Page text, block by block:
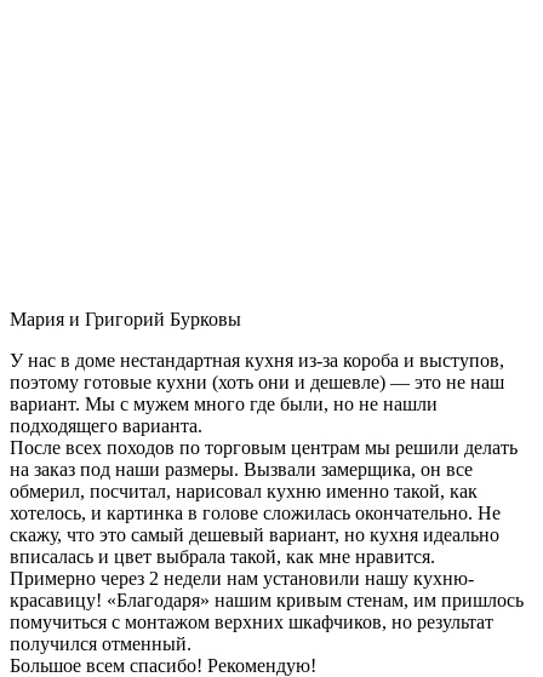
Мария и Григорий Бурковы
У нас в доме нестандартная кухня из-за короба и выступов,
поэтому готовые кухни (хоть они и дешевле) — это не наш
вариант. Мы с мужем много где были, но не нашли
подходящего варианта.
После всех походов по торговым центрам мы решили делать
на заказ под наши размеры. Вызвали замерщика, он все
обмерил, посчитал, нарисовал кухню именно такой, как
хотелось, и картинка в голове сложилась окончательно. Не
скажу, что это самый дешевый вариант, но кухня идеально
вписалась и цвет выбрала такой, как мне нравится.
Примерно через 2 недели нам установили нашу кухню-
красавицу! «Благодаря» нашим кривым стенам, им пришлось
помучиться с монтажом верхних шкафчиков, но результат
получился отменный.
Большое всем спасибо! Рекомендую!